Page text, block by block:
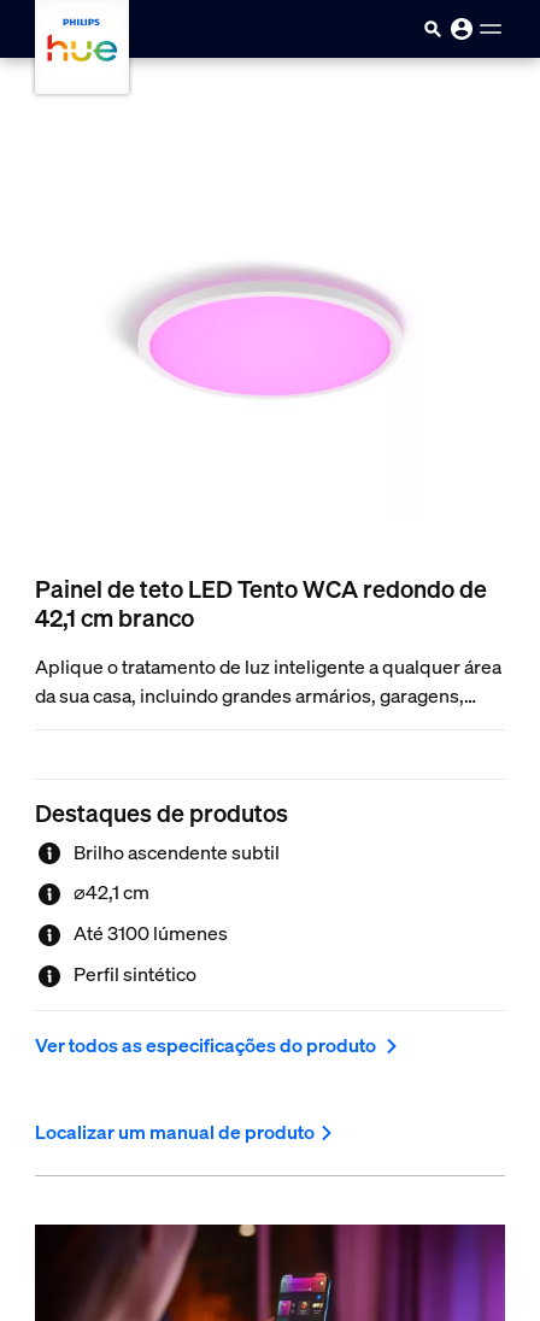
Passar para o conteúdo
Painel de teto LED Tento WCA redondo de
42,1 cm branco
Aplique o tratamento de luz inteligente a qualquer área
da sua casa, incluindo grandes armários, garagens,
corredores e muito mais. Elegante e estilizado, este
fica bem em qualquer lugar.
Destaques de produtos
Brilho ascendente subtil
⌀42,1 cm
Até 3100 lúmenes
Perfil sintético
Ver todos as especificações do produto
Localizar um manual de produto